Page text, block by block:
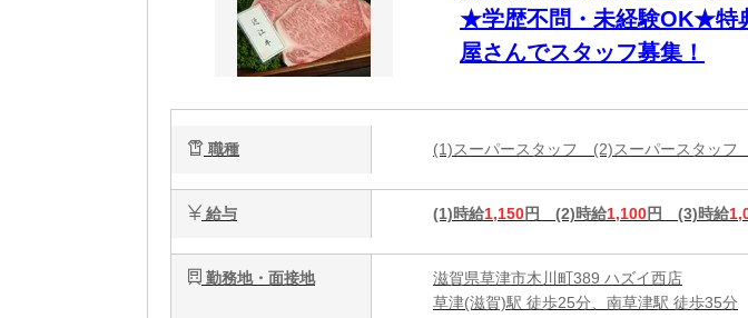
★学歴不問・未経験OK★特
屋さんでスタッフ募集！
職種 (1)スーパースタッフ (2)スーパースタッ
給与 (1)時給1,150円 (2)時給1,100円 (3)時給
勤務地・面接地
滋賀県草津市木川町389 ハズイ西店
草津(滋賀)駅 徒歩25分、南草津駅 徒歩35分